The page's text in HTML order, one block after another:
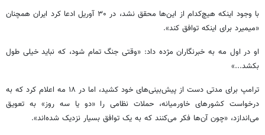
با وجود اینکه هیچ‌کدام از این‌ها محقق نشد، در ۳۰ آوریل ادعا کرد ایران همچنان
«میمیرد برای اینکه توافق کند».
او در اول مه به خبرنگاران مژده داد: «وقتی جنگ تمام شود، که نباید خیلی طول
بکشد...»
ترامپ برای مدتی دست از پیش‌بینی‌های خود کشید، اما در ۱۸ مه اعلام کرد که به
درخواست کشورهای خاورمیانه، حملات نظامی را «دو یا سه روز» به تعویق
می‌اندازد، «چون آن‌ها فکر می‌کنند که به یک توافق بسیار نزدیک شده‌اند».